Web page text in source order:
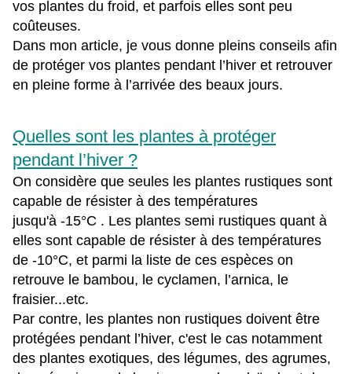
vos plantes du froid, et parfois elles sont peu
coûteuses.
Dans mon article, je vous donne pleins conseils afin
de protéger vos plantes pendant l’hiver et retrouver
en pleine forme à l’arrivée des beaux jours.
Quelles sont les plantes à protéger
pendant l’hiver ?
On considère que seules les plantes rustiques sont
capable de résister à des températures
jusqu'à -15°C . Les plantes semi rustiques quant à
elles sont capable de résister à des températures
de -10°C, et parmi la liste de ces espèces on
retrouve le bambou, le cyclamen, l’arnica, le
fraisier...etc.
Par contre, les plantes non rustiques doivent être
protégées pendant l’hiver, c'est le cas notamment
des plantes exotiques, des légumes, des agrumes,